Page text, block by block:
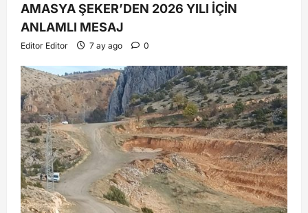
AMASYA ŞEKER’DEN 2026 YILI İÇİN
ANLAMLI MESAJ
Editor Editor 7 ay ago 0